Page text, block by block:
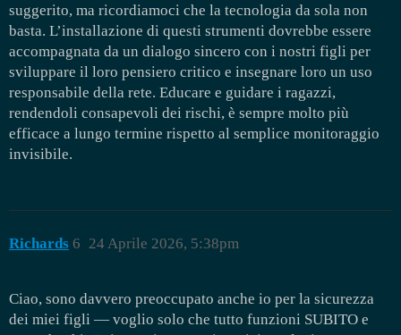
suggerito, ma ricordiamoci che la tecnologia da sola non
basta. L’installazione di questi strumenti dovrebbe essere
accompagnata da un dialogo sincero con i nostri figli per
sviluppare il loro pensiero critico e insegnare loro un uso
responsabile della rete. Educare e guidare i ragazzi,
rendendoli consapevoli dei rischi, è sempre molto più
efficace a lungo termine rispetto al semplice monitoraggio
invisibile.
Richards 24 Aprile 2026, 5:38pm
6
Ciao, sono davvero preoccupato anche io per la sicurezza
dei miei figli — voglio solo che tutto funzioni SUBITO e